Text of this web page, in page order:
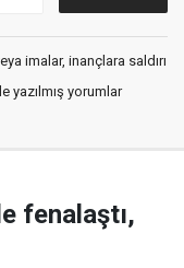
imalar, inançlara saldırı
yazılmış yorumlar
fenalaştı,